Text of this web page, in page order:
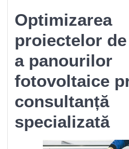
Optimizarea
proiectelor
a panourilor
fotovoltaice
consultanță
specializată